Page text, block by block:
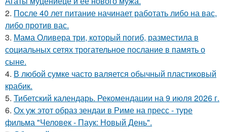
2. После 40 лет питание начинает работать либо на вас,
либо против вас.
3. Мама Оливера три, который погиб, разместила в
социальных сетях трогательное послание в память о
сыне.
4. В любой сумке часто валяется обычный пластиковый
крабик.
5. Тибетский календарь. Рекомендации на 9 июля 2026 г.
6. Ох уж этот образ зендаи в Риме на пресс - туре
фильма "Человек - Паук: Новый День".